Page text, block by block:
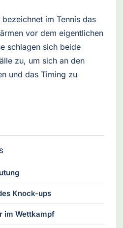
im Tennis das
vor dem eigentlichen
schlagen sich beide
zu, um sich an den
und das Timing zu
Knock-ups
im Wettkampf